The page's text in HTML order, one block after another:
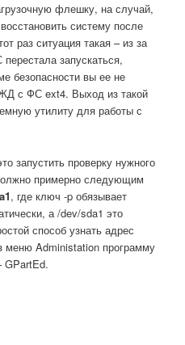
флешку, на случай,
систему после
раз ситуация такая – из за
запускаться,
безопасности вы ее не
с ФС ext4. Выход из такой
утилиту для работы с
запустить проверку нужного
примерно следующим
, где ключ -p обязывает
а /dev/sda1 это
способ узнать адрес
меню Administation программу